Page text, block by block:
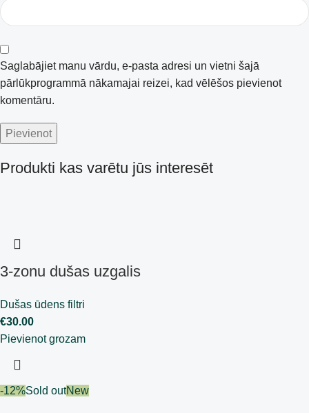
Saglabājiet manu vārdu, e-pasta adresi un vietni šajā
pārlūkprogrammā nākamajai reizei, kad vēlēšos pievienot
komentāru.
Produkti kas varētu jūs interesēt
3-zonu dušas uzgalis
Dušas ūdens filtri
€30.00
Pievienot grozam
-12%Sold outNew